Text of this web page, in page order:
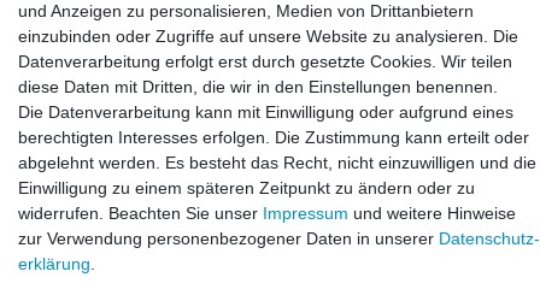
E-mail:
info@laxara.de
E-mail:
info@bluewater-armaturen.de
Öffnungszeiten:
Mo - Fr 10:00 - 12:00 Uhr
Mo - Fr 13:00 - 15:00 Uhr
und Anzeigen zu personalisieren, Medien von Drittanbietern
einzubinden oder Zugriffe auf unsere Website zu analysieren. Die
Datenverarbeitung erfolgt erst durch gesetzte Cookies. Wir teilen
diese Daten mit Dritten, die wir in den Einstellungen benennen.
Die Datenverarbeitung kann mit Einwilligung oder aufgrund eines
berechtigten Interesses erfolgen. Die Zustimmung kann erteilt oder
abgelehnt werden. Es besteht das Recht, nicht einzuwilligen und die
Einwilligung zu einem späteren Zeitpunkt zu ändern oder zu
widerrufen. Beachten Sie unser Impressum und weitere Hinweise
zur Verwendung personenbezogener Daten in unserer Daten­schutz­
erklärung